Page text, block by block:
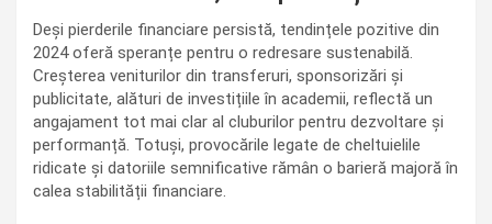
Deși pierderile financiare persistă, tendințele pozitive din
2024 oferă speranțe pentru o redresare sustenabilă.
Creșterea veniturilor din transferuri, sponsorizări și
publicitate, alături de investițiile în academii, reflectă un
angajament tot mai clar al cluburilor pentru dezvoltare și
performanță. Totuși, provocările legate de cheltuielile
ridicate și datoriile semnificative rămân o barieră majoră în
calea stabilității financiare.